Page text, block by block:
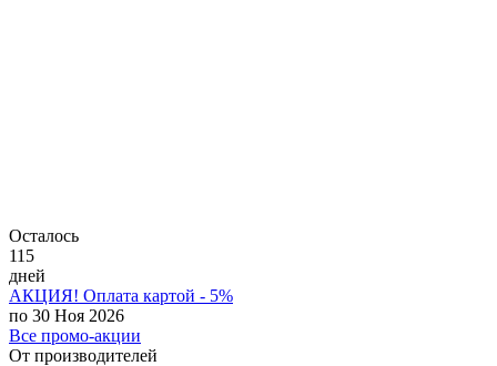
Осталось
115
дней
АКЦИЯ! Оплата картой - 5%
по 30 Ноя 2026
Все промо-акции
От производителей